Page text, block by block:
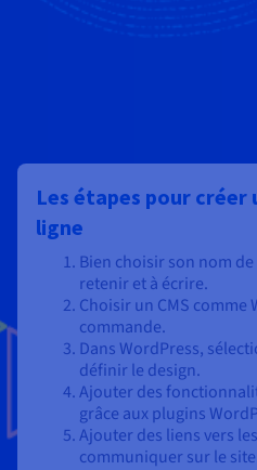
Les étapes pour créer
ligne
Bien choisir son nom
retenir et à écrire.
Choisir un CMS comme
commande.
Dans WordPress,
définir le design.
Ajouter des
grâce aux plugins
Ajouter des liens vers
communiquer sur le